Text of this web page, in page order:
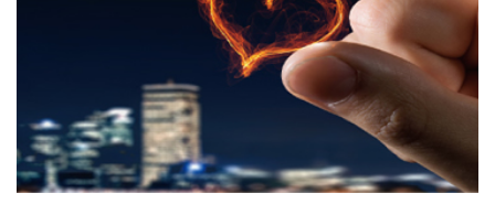
时间6月8日，美国白宫表示，总统特朗普向美国参议院提交托
德·布兰奇出任司法部长的提名。特朗普4月2日宣布，帕姆·邦
迪不再担任司法部长，由副部长布兰奇代理。
2026-08-08 16:58:19
据“浦东发布”微信公众号消息，上海市文化旅游局介绍，台
风“白海豚”逼近，上海迪士尼、乐高乐园等多家景点已临时闭
园或调整运营时间。